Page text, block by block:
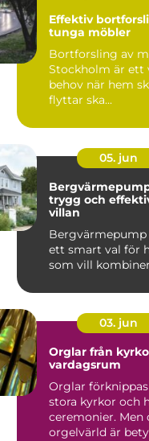
Effektiv
tunga möbler
Bortforsling av
Stockholm är ett
behov när hem
flyttar ska...
05. jun
trygg och
villan
Bergvärmepump
ett smart val för
som vill
03. jun
Orglar från kyrkorum till
vardagsrum
Orglar
stora kyrkor och
ceremonier. Men
orgelvärld är